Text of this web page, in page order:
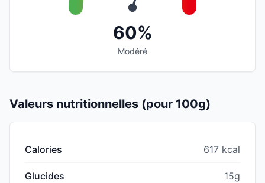
60%
Modéré
Valeurs nutritionnelles (pour 100g)
Calories 617 kcal
Glucides 15g